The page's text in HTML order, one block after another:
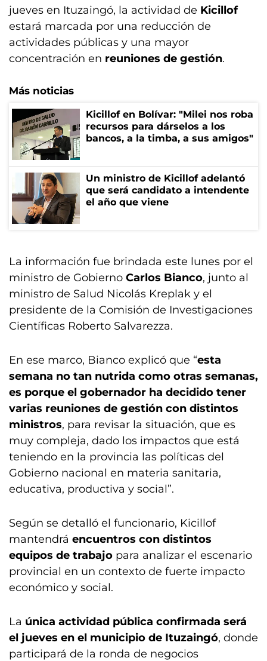
jueves en Ituzaingó, la actividad de Kicillof
estará marcada por una reducción de
actividades públicas y una mayor
concentración en reuniones de gestión.
Más noticias
Kicillof en Bolívar: "Milei nos roba
recursos para dárselos a los
bancos, a la timba, a sus amigos"
Un ministro de Kicillof adelantó
que será candidato a intendente
el año que viene
La información fue brindada este lunes por el
ministro de Gobierno Carlos Bianco, junto al
ministro de Salud Nicolás Kreplak y el
presidente de la Comisión de Investigaciones
Científicas Roberto Salvarezza.
En ese marco, Bianco explicó que “esta
semana no tan nutrida como otras semanas,
es porque el gobernador ha decidido tener
varias reuniones de gestión con distintos
ministros, para revisar la situación, que es
muy compleja, dado los impactos que está
teniendo en la provincia las políticas del
Gobierno nacional en materia sanitaria,
educativa, productiva y social”.
Según se detalló el funcionario, Kicillof
mantendrá encuentros con distintos
equipos de trabajo para analizar el escenario
provincial en un contexto de fuerte impacto
económico y social.
La única actividad pública confirmada será
el jueves en el municipio de Ituzaingó, donde
participará de la ronda de negocios